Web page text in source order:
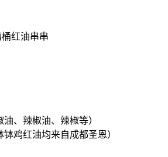
红油串串
、辣椒油、辣椒等）
鸡红油均来自成都圣恩）